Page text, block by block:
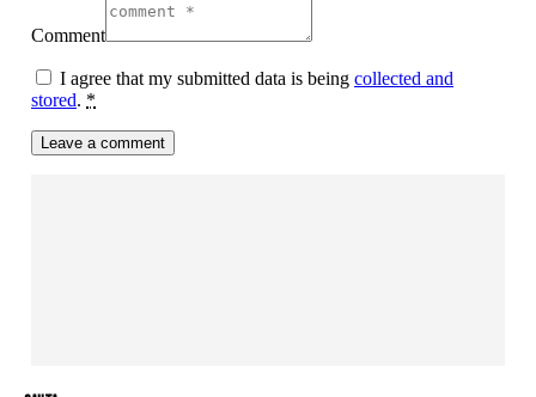
Comment
I agree that my submitted data is being collected and
stored. *